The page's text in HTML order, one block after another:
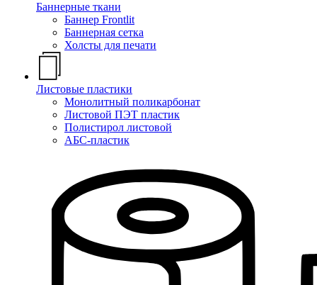
Баннерные ткани
Баннер Frontlit
Баннерная сетка
Холсты для печати
Листовые пластики
Монолитный поликарбонат
Листовой ПЭТ пластик
Полистирол листовой
АБС-пластик